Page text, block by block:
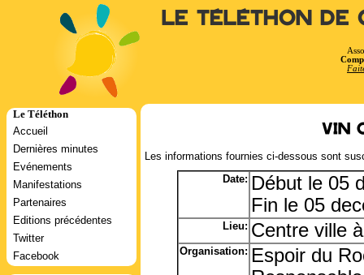
Le Téléthon de
Le Téléthon
Accueil
Dernières minutes
Evénements
Manifestations
Partenaires
Editions précédentes
Twitter
Facebook
Vin
Les informations fournies ci-dessous sont
Date: Début le 05
Fin le 05
Lieu: Centre ville
Organisation: Espoir du